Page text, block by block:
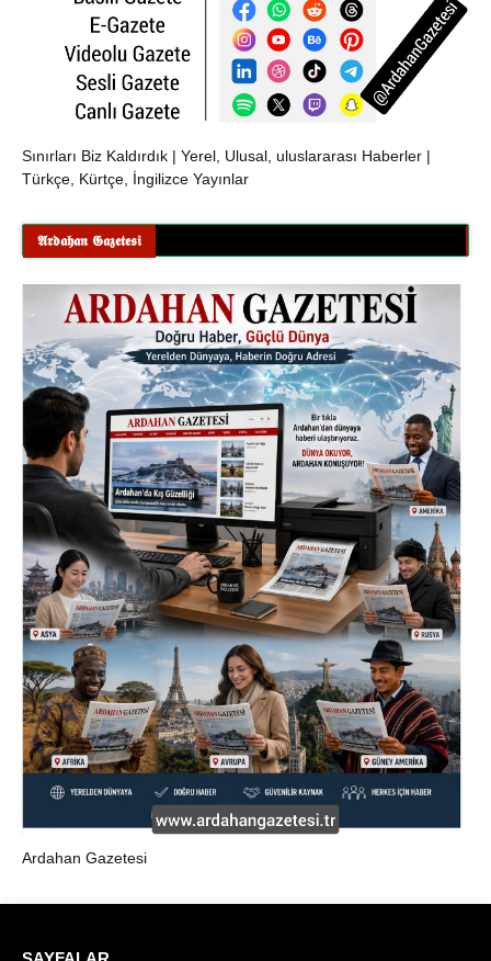
Sınırları Biz Kaldırdık | Yerel, Ulusal, uluslararası Haberler |
Türkçe, Kürtçe, İngilizce Yayınlar
𝕬𝖗𝖉𝖆𝖍𝖆𝖓 𝕲𝖆𝖟𝖊𝖙𝖊𝖘𝖎
Ardahan Gazetesi